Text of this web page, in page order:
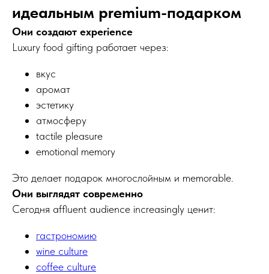
идеальным premium-подарком
Они создают experience
Luxury food gifting работает через:
вкус
аромат
эстетику
атмосферу
tactile pleasure
emotional memory
Это делает подарок многослойным и memorable.
Они выглядят современно
Сегодня affluent audience increasingly ценит:
гастрономию
wine culture
coffee culture